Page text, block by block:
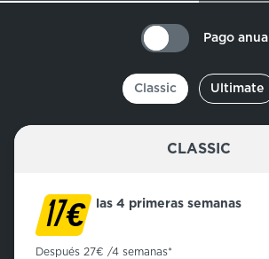
Pago anual
Classic Ultimate
CLASSIC
17€ las 4 primeras semanas
Después 27€ /4 semanas*